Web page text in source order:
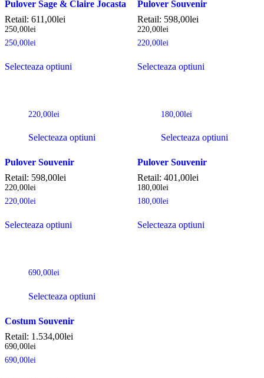
Pulover Sage & Claire Jocasta
Retail: 611,00lei
250,00lei
250,00lei
Selecteaza optiuni
Pulover Souvenir
Retail: 598,00lei
220,00lei
220,00lei
Selecteaza optiuni
220,00lei
Selecteaza optiuni
Pulover Souvenir
Retail: 598,00lei
220,00lei
220,00lei
Selecteaza optiuni
180,00lei
Selecteaza optiuni
Pulover Souvenir
Retail: 401,00lei
180,00lei
180,00lei
Selecteaza optiuni
690,00lei
Selecteaza optiuni
Costum Souvenir
Retail: 1.534,00lei
690,00lei
690,00lei